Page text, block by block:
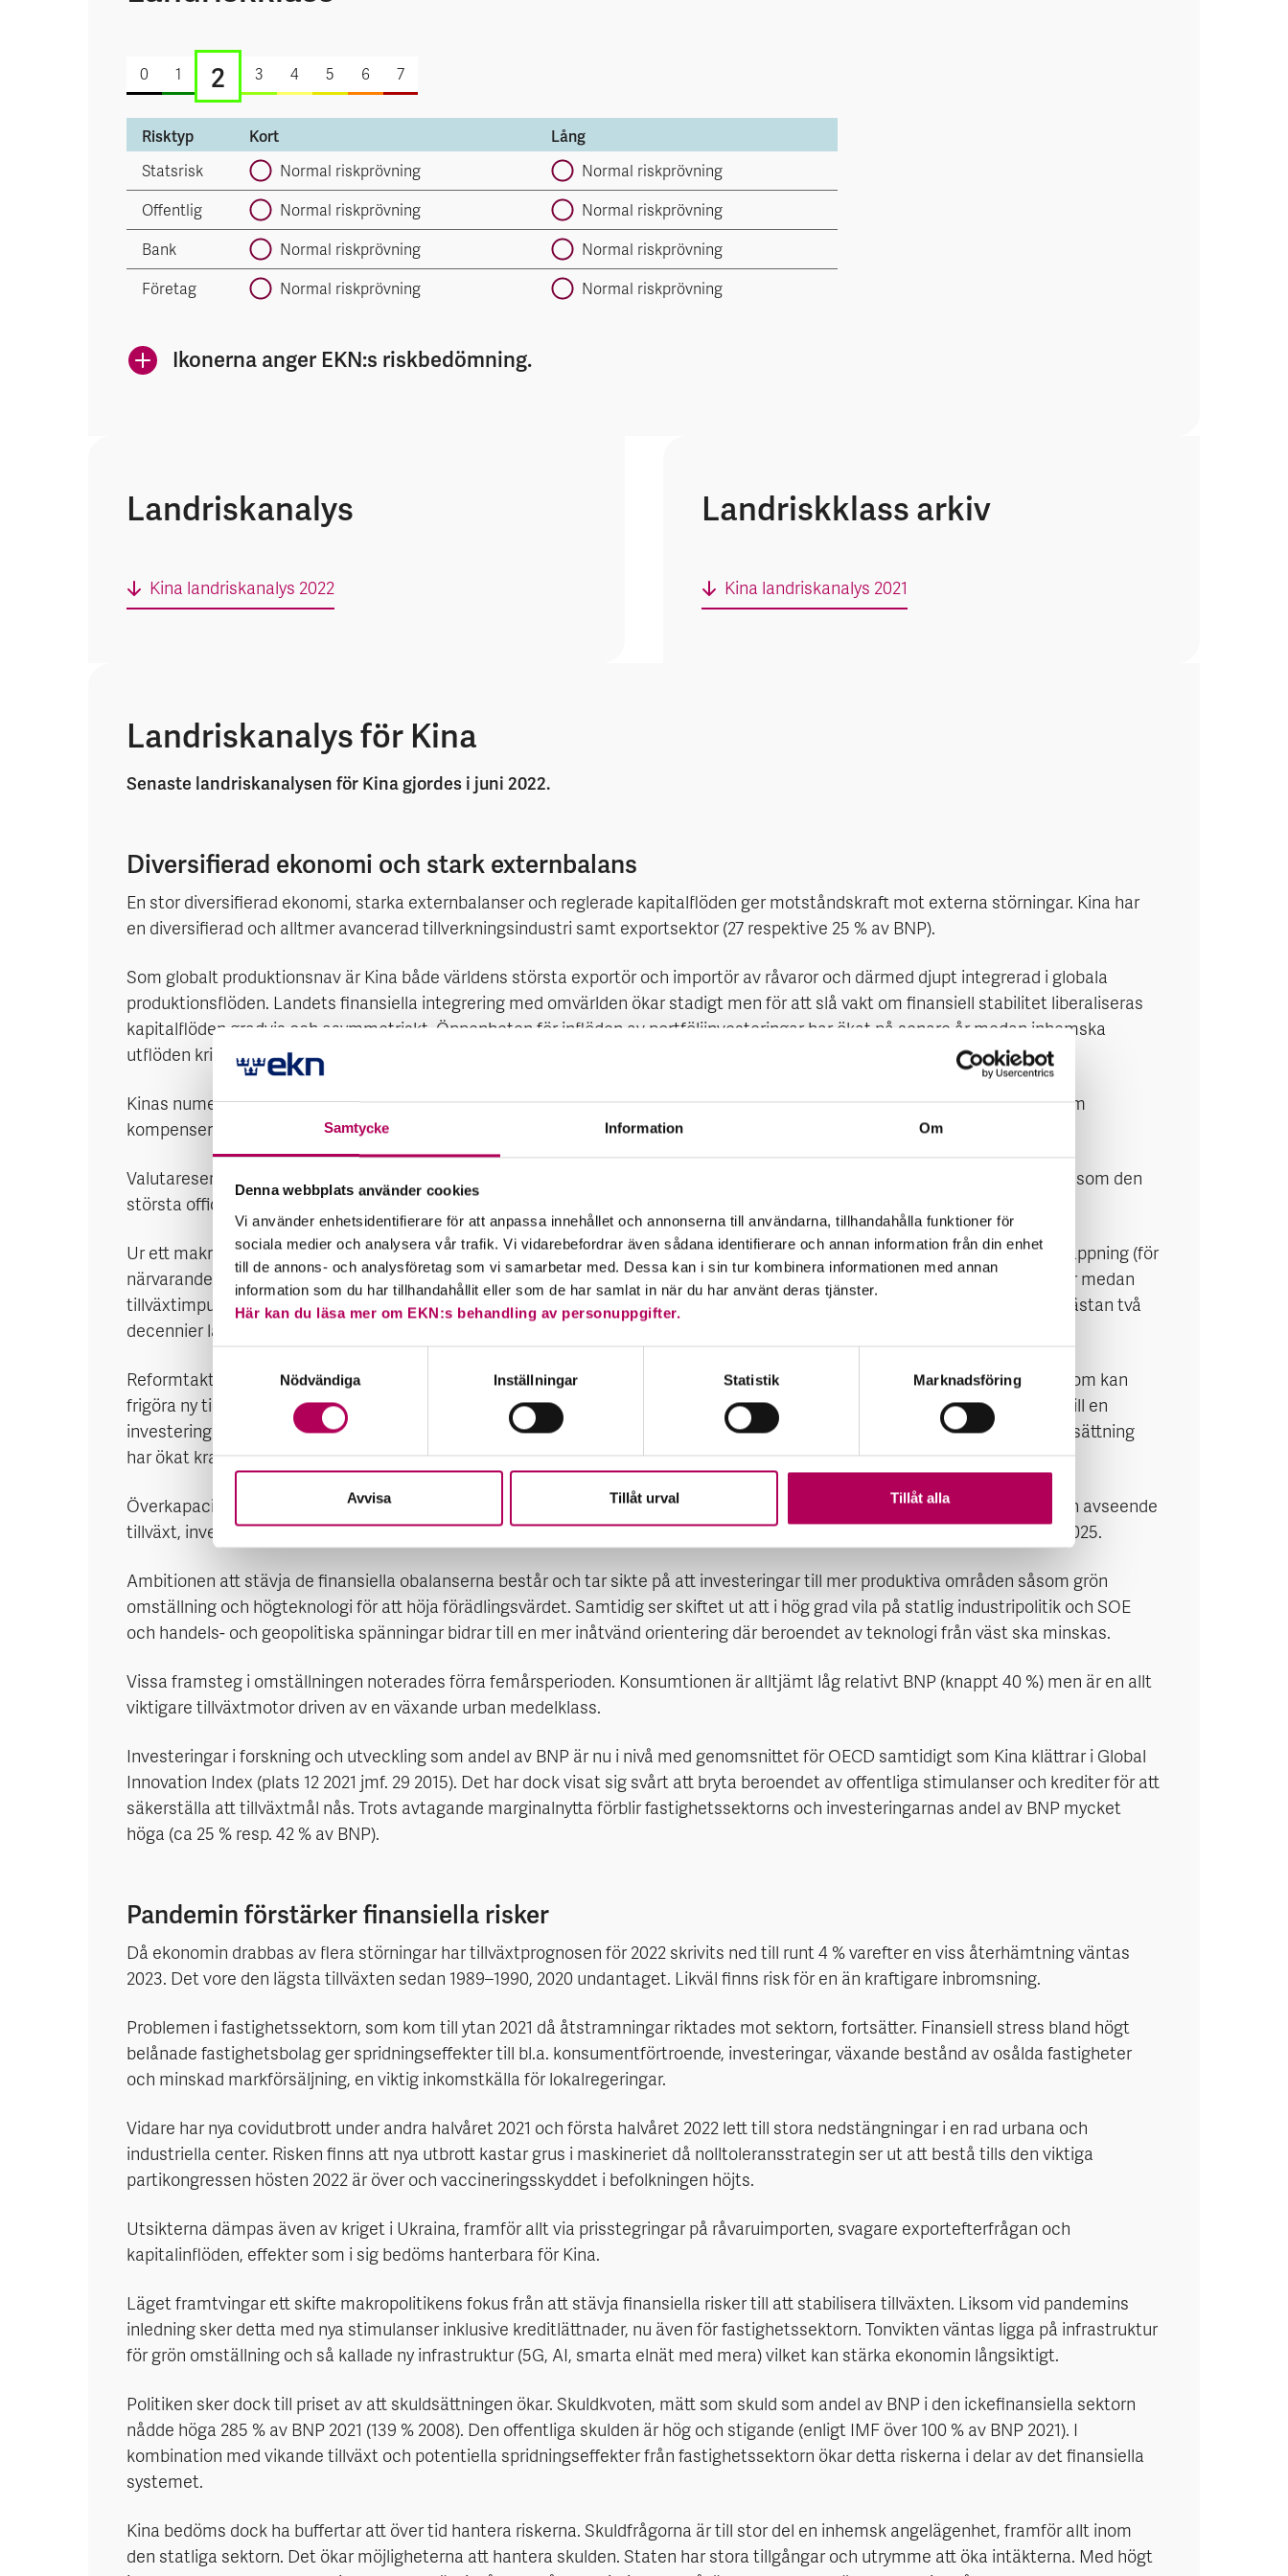
Samtycke Information Om
Denna webbplats använder cookies
Vi använder enhetsidentifierare för att anpassa innehållet och annonserna till användarna, tillhandahålla funktioner för
sociala medier och analysera vår trafik. Vi vidarebefordrar även sådana identifierare och annan information från din enhet
till de annons- och analysföretag som vi samarbetar med. Dessa kan i sin tur kombinera informationen med annan
information som du har tillhandahållit eller som de har samlat in när du har använt deras tjänster.
Här kan du läsa mer om EKN:s behandling av personuppgifter.
Nödvändiga
Inställningar Statistik Marknadsföring
Avvisa Tillåt urval Tillåt alla
0 1 2 3 4 5 6 7
Risktyp Kort Lång
Statsrisk Normal riskprövning Normal riskprövning
Offentlig Normal riskprövning Normal riskprövning
Bank Normal riskprövning Normal riskprövning
Företag Normal riskprövning Normal riskprövning
Ikonerna anger EKN:s riskbedömning.
Landriskanalys
Kina landriskanalys 2022
Landriskklass arkiv
Kina landriskanalys 2021
Landriskanalys för Kina
Senaste landriskanalysen för Kina gjordes i juni 2022.
Diversifierad ekonomi och stark externbalans
En stor diversifierad ekonomi, starka externbalanser och reglerade kapitalflöden ger motståndskraft mot externa störningar. Kina har
en diversifierad och alltmer avancerad tillverkningsindustri samt exportsektor (27 respektive 25 % av BNP).
Som globalt produktionsnav är Kina både världens största exportör och importör av råvaror och därmed djupt integrerad i globala
produktionsflöden. Landets finansiella integrering med omvärlden ökar stadigt men för att slå vakt om finansiell stabilitet liberaliseras
kapitalflöden gradvis och asymmetriskt. Öppenheten för inflöden av portföljinvesteringar har ökat på senare år medan inhemska
utflöden kringgärdas av regleringar.
Kinas numer måttliga bytesbalansöverskott väntas gradvis krympa. Överskotten härrör från strukturella handelsöverskott som
kompenserar för underskott i tjänste- och inkomstbalanserna. Kina är en nettokreditor till omvärlden sedan många år.
Valutareserven är inte lika stor relativt BNP som tidigare men överstiger den låga utlandsskulden. I stället har Kina växt fram som den
största officiella kreditgivaren och en ledande investerare i tillväxt- och utvecklingsländer.
Ur ett makrostabilitetsperspektiv är Kinas utmaningar inhemska. Ekonomins potentiella tillväxt befinner sig i strukturell avtrappning (för
närvarande uppskattningsvis kring 5 %). En åldrande befolkning medför krympande arbetskraft och lägre privata investeringar medan
tillväxtimpulserna avtar från tidigare reformer, globalisering, teknologiöverföring, infrastrukturutbyggnad samtidigt som en nästan två
decennier lång expansion i fastighetssektorn går mot sitt slut.
Reformtakten har mattats av avseende det finansiella systemets resursallokering, statsföretag (SOE), och andra områden som kan
frigöra ny tillväxtdynamik i den privata sektorn. Sedan finanskrisen 2008, då tillväxtmodellen övergick från en exportintensiv till en
investerings- och kreditintensiv modell, har produktivitetstillväxten dalat och finansiella obalanser vuxit fram. Inhemsk skuldsättning
har ökat kraftigt, främst hos SOE och lokalregeringar.
Överkapacitet har byggts upp i kapitalintensiva industrisektorer och i fastighetssektorn som blivit en central del av ekonomin avseende
tillväxt, investeringar, sparande, och kreditgivning. Att ställa om till en mer hållbar tillväxt förblir i fokus i femårsplanen 2021–2025.
Ambitionen att stävja de finansiella obalanserna består och tar sikte på att investeringar till mer produktiva områden såsom grön
omställning och högteknologi för att höja förädlingsvärdet. Samtidig ser skiftet ut att i hög grad vila på statlig industripolitik och SOE
och handels- och geopolitiska spänningar bidrar till en mer inåtvänd orientering där beroendet av teknologi från väst ska minskas.
Vissa framsteg i omställningen noterades förra femårsperioden. Konsumtionen är alltjämt låg relativt BNP (knappt 40 %) men är en allt
viktigare tillväxtmotor driven av en växande urban medelklass.
Investeringar i forskning och utveckling som andel av BNP är nu i nivå med genomsnittet för OECD samtidigt som Kina klättrar i Global
Innovation Index (plats 12 2021 jmf. 29 2015). Det har dock visat sig svårt att bryta beroendet av offentliga stimulanser och krediter för att
säkerställa att tillväxtmål nås. Trots avtagande marginalnytta förblir fastighetssektorns och investeringarnas andel av BNP mycket
höga (ca 25 % resp. 42 % av BNP).
Pandemin förstärker finansiella risker
Då ekonomin drabbas av flera störningar har tillväxtprognosen för 2022 skrivits ned till runt 4 % varefter en viss återhämtning väntas
2023. Det vore den lägsta tillväxten sedan 1989–1990, 2020 undantaget. Likväl finns risk för en än kraftigare inbromsning.
Problemen i fastighetssektorn, som kom till ytan 2021 då åtstramningar riktades mot sektorn, fortsätter. Finansiell stress bland högt
belånade fastighetsbolag ger spridningseffekter till bl.a. konsumentförtroende, investeringar, växande bestånd av osålda fastigheter
och minskad markförsäljning, en viktig inkomstkälla för lokalregeringar.
Vidare har nya covidutbrott under andra halvåret 2021 och första halvåret 2022 lett till stora nedstängningar i en rad urbana och
industriella center. Risken finns att nya utbrott kastar grus i maskineriet då nolltoleransstrategin ser ut att bestå tills den viktiga
partikongressen hösten 2022 är över och vaccineringsskyddet i befolkningen höjts.
Utsikterna dämpas även av kriget i Ukraina, framför allt via prisstegringar på råvaruimporten, svagare exportefterfrågan och
kapitalinflöden, effekter som i sig bedöms hanterbara för Kina.
Läget framtvingar ett skifte makropolitikens fokus från att stävja finansiella risker till att stabilisera tillväxten. Liksom vid pandemins
inledning sker detta med nya stimulanser inklusive kreditlättnader, nu även för fastighetssektorn. Tonvikten väntas ligga på infrastruktur
för grön omställning och så kallade ny infrastruktur (5G, AI, smarta elnät med mera) vilket kan stärka ekonomin långsiktigt.
Politiken sker dock till priset av att skuldsättningen ökar. Skuldkvoten, mätt som skuld som andel av BNP i den ickefinansiella sektorn
nådde höga 285 % av BNP 2021 (139 % 2008). Den offentliga skulden är hög och stigande (enligt IMF över 100 % av BNP 2021). I
kombination med vikande tillväxt och potentiella spridningseffekter från fastighetssektorn ökar detta riskerna i delar av det finansiella
systemet.
Kina bedöms dock ha buffertar att över tid hantera riskerna. Skuldfrågorna är till stor del en inhemsk angelägenhet, framför allt inom
den statliga sektorn. Det ökar möjligheterna att hantera skulden. Staten har stora tillgångar och utrymme att öka intäkterna. Med högt